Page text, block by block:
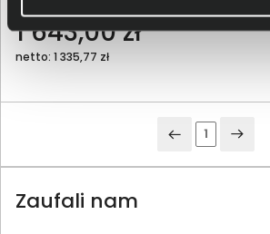
1 643,00 zł
netto: 1 335,77 zł
1
Zaufali nam